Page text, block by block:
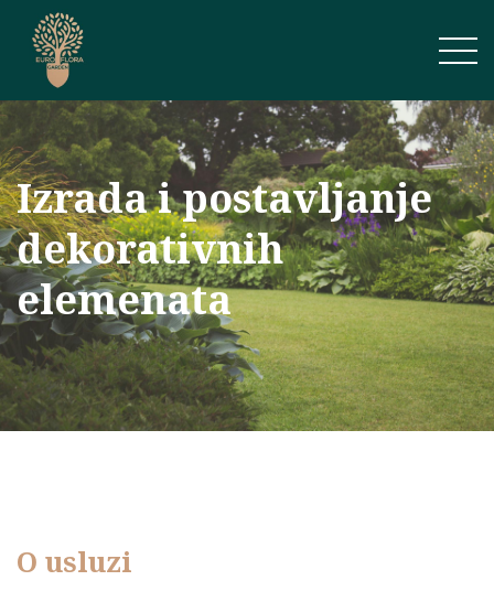
Izrada i postavljanje
dekorativnih
elemenata
O usluzi